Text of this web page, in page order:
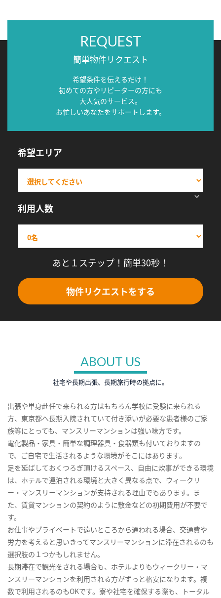
REQUEST
簡単物件リクエスト
希望条件を伝えるだけ！
初めての方やリピーターの方にも
大人気のサービス。
お忙しいあなたをサポートします。
希望エリア
利用人数
あと１ステップ！簡単30秒！
物件リクエストをする
ABOUT US
社宅や長期出張、長期旅行時の拠点に。
出張や単身赴任で来られる方はもちろん学校に受験に来られる
方、東京都へ長期入院されていて付き添いが必要な患者様のご家
族等にとっても、マンスリーマンションは強い味方です。
電化製品・家具・簡単な調理器具・食器類も付いておりますの
で、ご自宅で生活されるような環境がそこにはあります。
足を延ばしておくつろぎ頂けるスペース、自由に炊事ができる環境
は、ホテルで連泊される環境と大きく異なる点で、ウィークリ
ー・マンスリーマンションが支持される理由でもあります。ま
た、賃貸マンションの契約のように敷金などの初期費用が不要で
す。
お仕事やプライベートで遠いところから通われる場合、交通費や
労力を考えると思いきってマンスリーマンションに滞在されるのも
選択肢の１つかもしれません。
長期滞在で観光をされる場合も、ホテルよりもウィークリー・マ
ンスリーマンションを利用される方がずっと格安になります。複
数で利用されるのもOKです。寮や社宅を確保する際も、トータル